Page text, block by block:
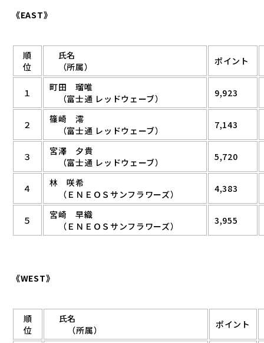
《EAST》
順
位
氏名
（所属）
ポイント
１
町田 瑠唯
（富士通 レッドウェーブ）
9,923
２
篠崎 澪
（富士通 レッドウェーブ）
7,143
３
宮澤 夕貴
（富士通 レッドウェーブ）
5,720
４
林 咲希
（ＥＮＥＯＳサンフラワーズ）
4,383
５
宮崎 早織
（ＥＮＥＯＳサンフラワーズ）
3,955
《WEST》
順
位
氏名
（所属）
ポイント